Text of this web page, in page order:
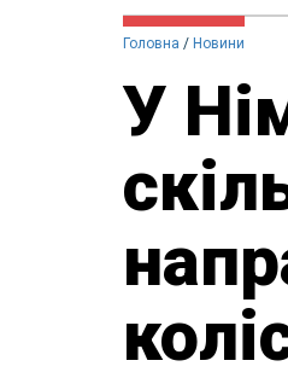
Головна Новини
У